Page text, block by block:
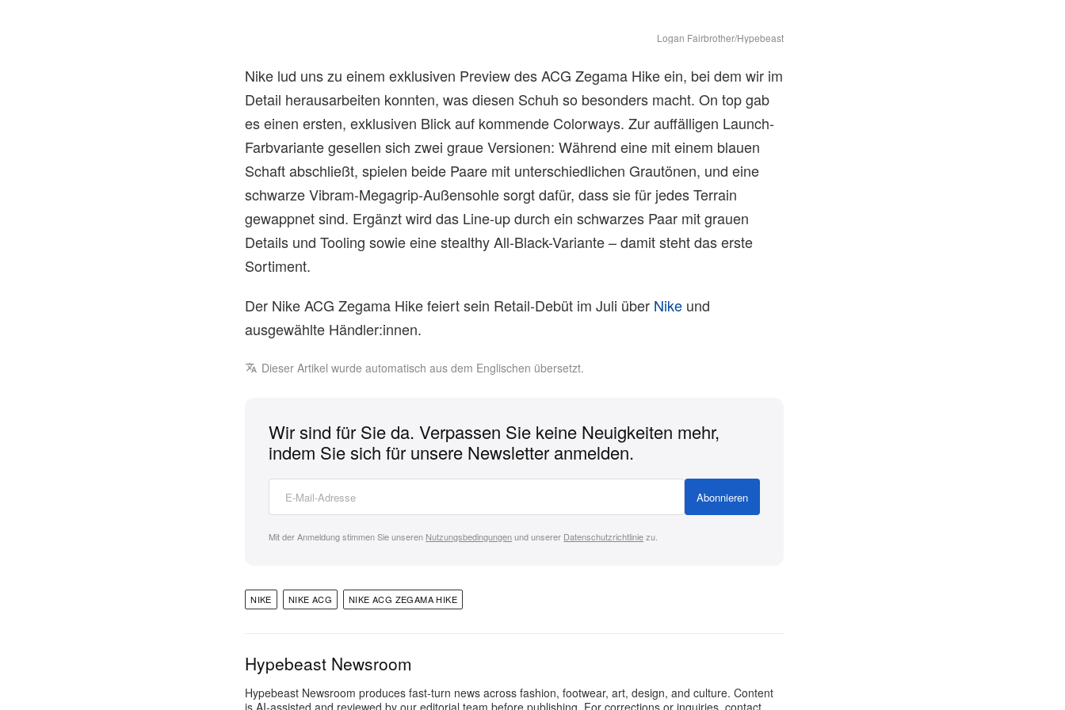
Logan Fairbrother/Hypebeast
Nike lud uns zu einem exklusiven Preview des ACG Zegama Hike ein, bei dem wir im
Detail herausarbeiten konnten, was diesen Schuh so besonders macht. On top gab
es einen ersten, exklusiven Blick auf kommende Colorways. Zur auffälligen Launch-
Farbvariante gesellen sich zwei graue Versionen: Während eine mit einem blauen
Schaft abschließt, spielen beide Paare mit unterschiedlichen Grautönen, und eine
schwarze Vibram-Megagrip-Außensohle sorgt dafür, dass sie für jedes Terrain
gewappnet sind. Ergänzt wird das Line-up durch ein schwarzes Paar mit grauen
Details und Tooling sowie eine stealthy All-Black-Variante – damit steht das erste
Sortiment.
Der Nike ACG Zegama Hike feiert sein Retail-Debüt im Juli über Nike und
ausgewählte Händler:innen.
Dieser Artikel wurde automatisch aus dem Englischen übersetzt.
Wir sind für Sie da. Verpassen Sie keine Neuigkeiten mehr,
indem Sie sich für unsere Newsletter anmelden.
Abonnieren
Mit der Anmeldung stimmen Sie unseren Nutzungsbedingungenund unserer Datenschutzrichtliniezu.
NIKE NIKE ACG NIKE ACG ZEGAMA HIKE
Hypebeast Newsroom
Hypebeast Newsroom produces fast-turn news across fashion, footwear, art, design, and culture. Content